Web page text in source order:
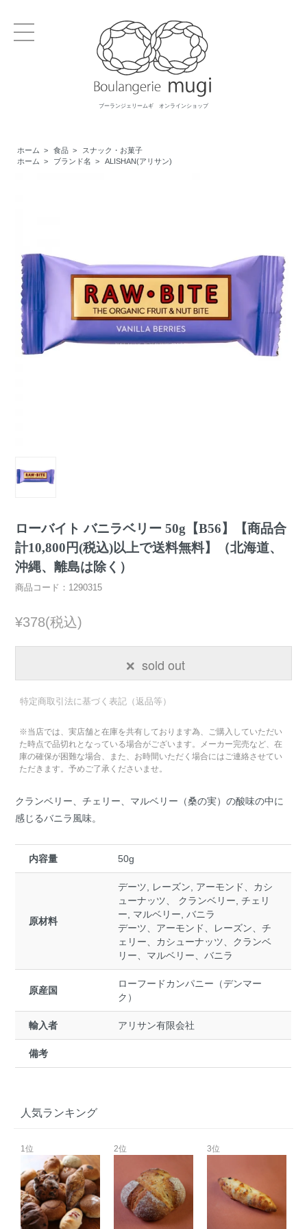
ブーランジェリームギ オンラインショップ
ホーム > 食品 >
スナック・お菓子
ホーム > ブランド名 > ALISHAN(アリサン)
ローバイト バニラベリー 50g【B56】【商品合
計10,800円(税込)以上で送料無料】（北海道、
沖縄、離島は除く）
商品コード：1290315
¥378(税込)
sold out
特定商取引法に基づく表記（返品等）
※当店では、実店舗と在庫を共有しております為、ご購入していただい
た時点で品切れとなっている場合がございます。メーカー完売など、在
庫の確保が困難な場合、また、お時間いただく場合にはご連絡させてい
ただきます。予めご了承くださいませ。
クランベリー、チェリー、マルベリー（桑の実）の酸味の中に
感じるバニラ風味。
内容量 50g
原材料
デーツ, レーズン, アーモンド、カシ
ューナッツ、 クランベリー, チェリ
ー, マルベリー, バニラ
デーツ、アーモンド、レーズン、チ
ェリー、カシューナッツ、クランベ
リー、マルベリー、バニラ
原産国
ローフードカンパニー（デンマー
ク）
輸入者 アリサン有限会社
備考
人気ランキング
1位 2位 3位